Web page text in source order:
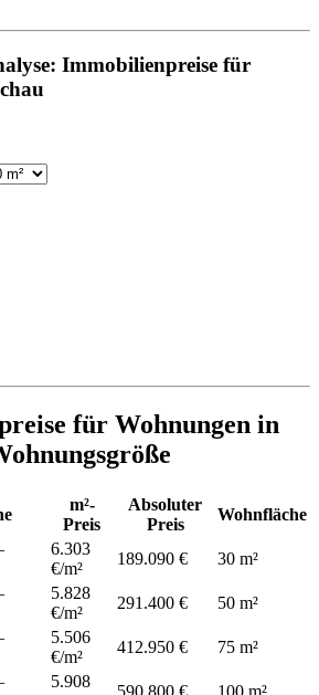
Immobilienpreise für
für Wohnungen in
m²-
Preis
Absoluter
Preis
Wohnfläche
6.303
€/m²
189.090 €
30 m²
5.828
€/m²
291.400 €
50 m²
5.506
€/m²
412.950 €
75 m²
5.908
590.800 € 100 m²